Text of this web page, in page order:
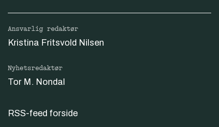
Ansvarlig redaktør
Kristina Fritsvold Nilsen
Nyhetsredaktør
Tor M. Nondal
RSS-feed forside